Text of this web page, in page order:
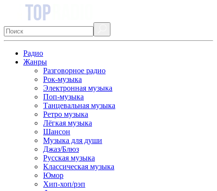
Радио
Жанры
Разговорное радио
Рок-музыка
Электронная музыка
Поп-музыка
Танцевальная музыка
Ретро музыка
Лёгкая музыка
Шансон
Музыка для души
Джаз/Блюз
Русская музыка
Классическая музыка
Юмор
Хип-хоп/рэп